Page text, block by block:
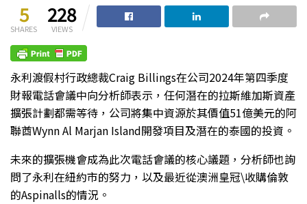
5
SHARES
228
VIEWS
永利渡假村行政總裁Craig Billings在公司2024年第四季度
財報電話會議中向分析師表示，任何潛在的拉斯維加斯資產
擴張計劃都需等待，公司將集中資源於其價值51億美元的阿
聯酋Wynn Al Marjan Island開發項目及潛在的泰國的投資。
未來的擴張機會成為此次電話會議的核心議題，分析師也詢
問了永利在紐約市的努力，以及最近從澳洲皇冠\收購倫敦
的Aspinalls的情況。